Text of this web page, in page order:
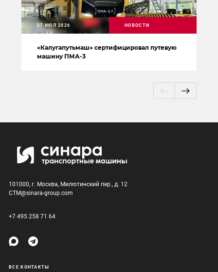
«Калугапутьмаш» сертифицировал путевую
машину ПМА-3
27 ИЮЛ 2026 НОВОСТИ
101000, г. Москва, Милютинский пер., д. 12
CTM@sinara-group.com
+7 495 258 71 64
ВСЕ КОНТАКТЫ